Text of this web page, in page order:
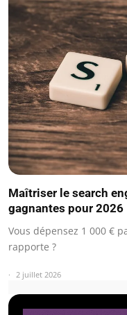
Maîtriser le search
gagnantes pour 2026
Vous dépensez 1 000 €
rapporte ?
2 juillet 2026